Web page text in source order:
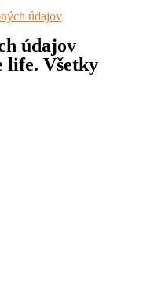
údajov
údajov
life. Všetky